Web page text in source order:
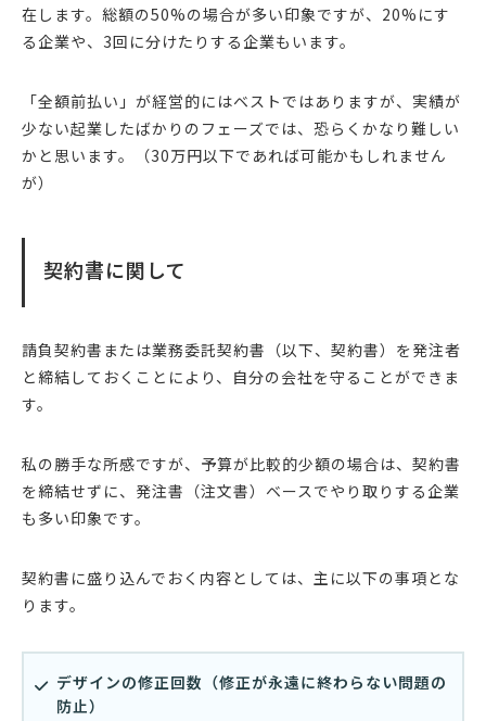
在します。総額の50%の場合が多い印象ですが、20%にす
る企業や、3回に分けたりする企業もいます。
「全額前払い」が経営的にはベストではありますが、実績が
少ない起業したばかりのフェーズでは、恐らくかなり難しい
かと思います。（30万円以下であれば可能かもしれません
が）
契約書に関して
請負契約書または業務委託契約書（以下、契約書）を発注者
と締結しておくことにより、自分の会社を守ることができま
す。
私の勝手な所感ですが、予算が比較的少額の場合は、契約書
を締結せずに、発注書（注文書）ベースでやり取りする企業
も多い印象です。
契約書に盛り込んでおく内容としては、主に以下の事項とな
ります。
デザインの修正回数（修正が永遠に終わらない問題の
防止）